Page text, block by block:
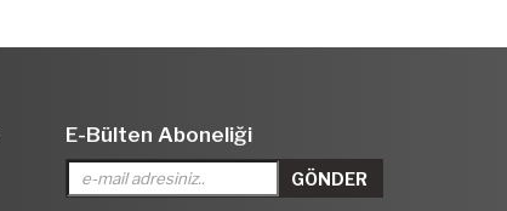
E-Bülten Aboneliği